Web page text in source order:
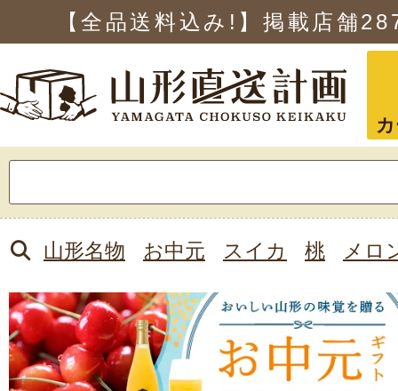
【全品送料込み!】掲載店舗
索:
山形名物 お中元 スイカ 桃 メロ